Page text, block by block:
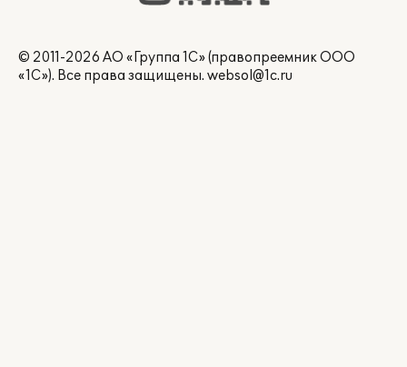
© 2011-2026 АО «Группа 1С» (правопреемник ООО
«1С»). Все права защищены. websol@1c.ru